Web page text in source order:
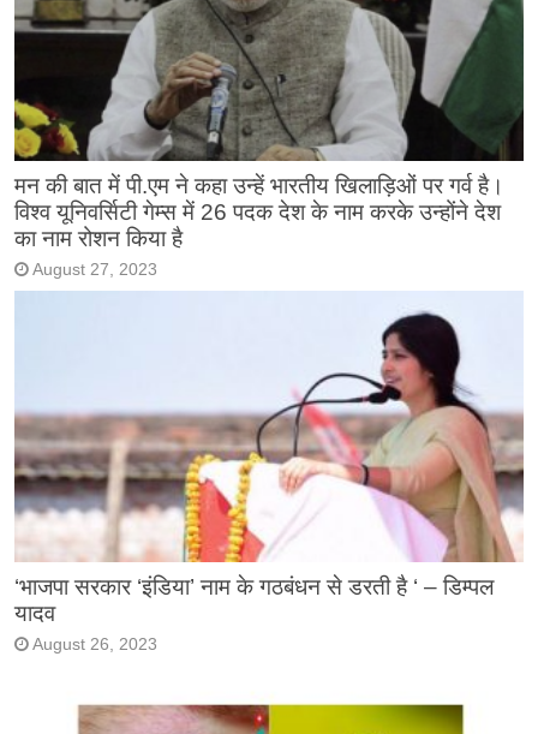
मन की बात में पी.एम ने कहा उन्हें भारतीय खिलाड़िओं पर गर्व है।
विश्व यूनिवर्सिटी गेम्स में 26 पदक देश के नाम करके उन्होंने देश
का नाम रोशन किया है
August 27, 2023
‘भाजपा सरकार ‘इंडिया’ नाम के गठबंधन से डरती है ‘ – डिम्पल
यादव
August 26, 2023